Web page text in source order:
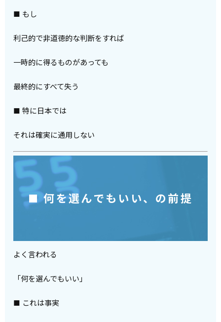
■ もし
利己的で非道徳的な判断をすれば
一時的に得るものがあっても
最終的にすべて失う
■ 特に日本では
それは確実に通用しない
■ 何を選んでもいい、の前提
よく言われる
「何を選んでもいい」
■ これは事実